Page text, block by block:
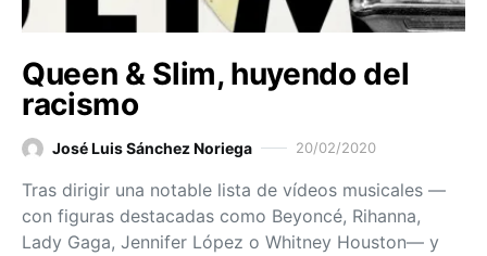
Queen & Slim, huyendo del
racismo
José Luis Sánchez Noriega 20/02/2020
Tras dirigir una notable lista de vídeos musicales —
con figuras destacadas como Beyoncé, Rihanna,
Lady Gaga, Jennifer López o Whitney Houston— y